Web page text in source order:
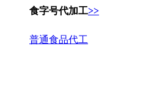
食字号代加工>>
普通食品代工